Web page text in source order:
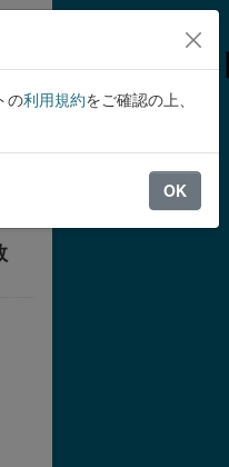
数
の利用規約をご確認の上、
OK